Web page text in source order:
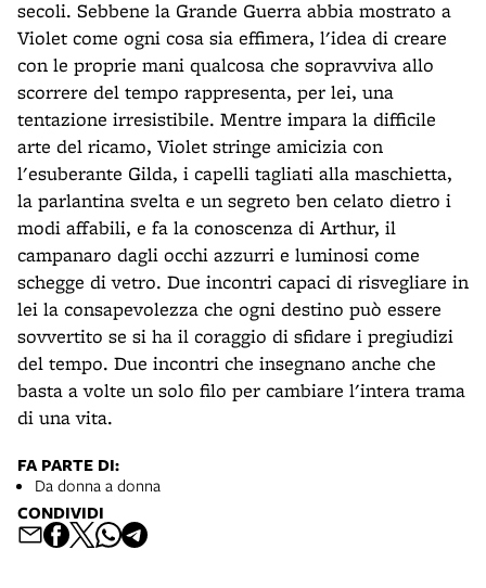
secoli. Sebbene la Grande Guerra abbia mostrato a
Violet come ogni cosa sia effimera, l'idea di creare
con le proprie mani qualcosa che sopravviva allo
scorrere del tempo rappresenta, per lei, una
tentazione irresistibile. Mentre impara la difficile
arte del ricamo, Violet stringe amicizia con
l'esuberante Gilda, i capelli tagliati alla maschietta,
la parlantina svelta e un segreto ben celato dietro i
modi affabili, e fa la conoscenza di Arthur, il
campanaro dagli occhi azzurri e luminosi come
schegge di vetro. Due incontri capaci di risvegliare in
lei la consapevolezza che ogni destino può essere
sovvertito se si ha il coraggio di sfidare i pregiudizi
del tempo. Due incontri che insegnano anche che
basta a volte un solo filo per cambiare l'intera trama
di una vita.
FA PARTE DI:
Da donna a donna
CONDIVIDI